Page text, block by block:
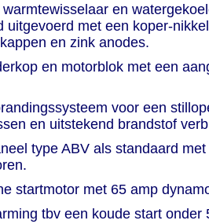
en
uitgevoerd met een koper-
en zink anodes.
en motorblok met een
voor een
en uitstekend brandstof
type ABV als standaard
startmotor met 65 amp
tbv een koude start onder